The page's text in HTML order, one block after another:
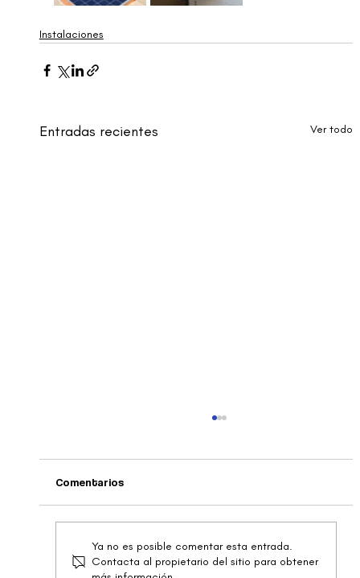
Instalaciones
Entradas recientes Ver todo
Instalación en El Tablero
Comentarios
Ya no es posible comentar esta entrada.
Contacta al propietario del sitio para obtener